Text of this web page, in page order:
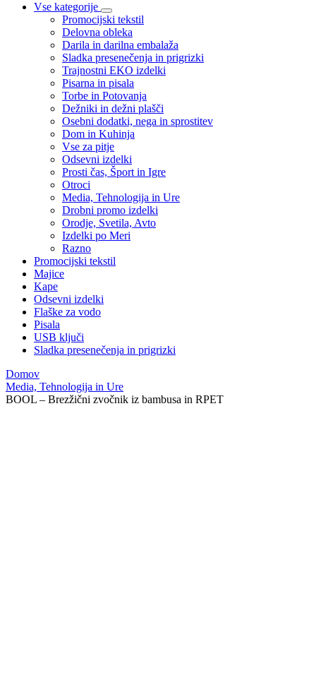
Vse kategorije
Promocijski tekstil
Delovna obleka
Darila in darilna embalaža
Sladka presenečenja in prigrizki
Trajnostni EKO izdelki
Pisarna in pisala
Torbe in Potovanja
Dežniki in dežni plašči
Osebni dodatki, nega in sprostitev
Dom in Kuhinja
Vse za pitje
Odsevni izdelki
Prosti čas, Šport in Igre
Otroci
Media, Tehnologija in Ure
Drobni promo izdelki
Orodje, Svetila, Avto
Izdelki po Meri
Razno
Promocijski tekstil
Majice
Kape
Odsevni izdelki
Flaške za vodo
Pisala
USB ključi
Sladka presenečenja in prigrizki
Domov
Media, Tehnologija in Ure
BOOL – Brezžični zvočnik iz bambusa in RPET